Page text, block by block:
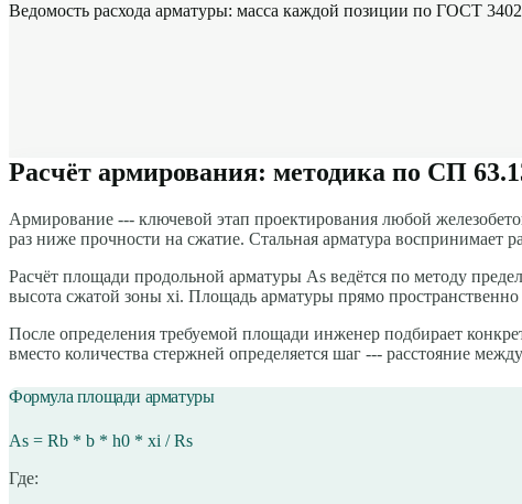
Ведомость расхода арматуры: масса каждой позиции по ГОСТ
Расчёт армирования: методика по СП
Армирование --- ключевой этап проектирования любой
раз ниже прочности на сжатие. Стальная арматура воспринимает
Расчёт площади продольной арматуры As ведётся по методу
высота сжатой зоны xi. Площадь арматуры прямо пространственно
После определения требуемой площади инженер подбирает
вместо количества стержней определяется шаг --- расстояние
Формула площади арматуры
As = Rb * b * h0 * xi / Rs
Где: